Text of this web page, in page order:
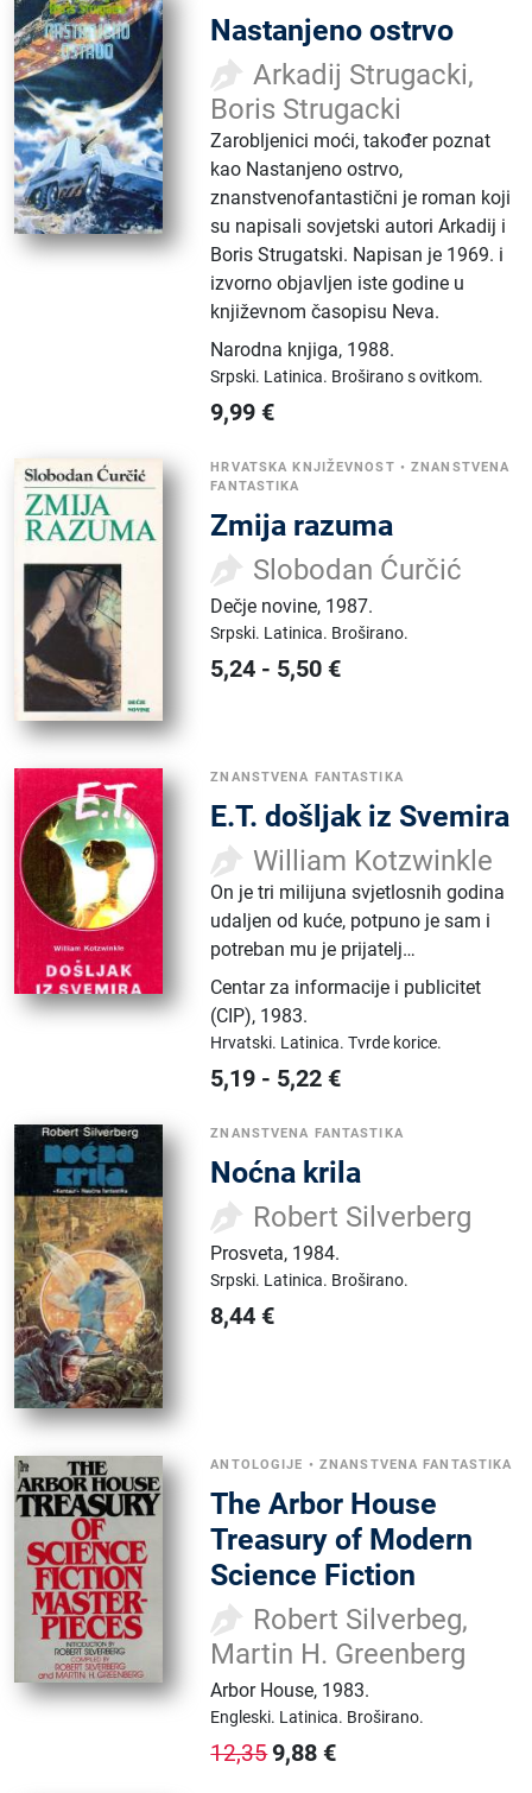
Nastanjeno ostrvo
Arkadij Strugacki,
Boris Strugacki
Zarobljenici moći, također poznat
kao Nastanjeno ostrvo,
znanstvenofantastični je roman koji
su napisali sovjetski autori Arkadij i
Boris Strugatski. Napisan je 1969. i
izvorno objavljen iste godine u
književnom časopisu Neva.
Narodna knjiga, 1988.
Srpski. Latinica. Broširano s ovitkom.
9,99 €
HRVATSKA KNJIŽEVNOST •ZNANSTVENA
FANTASTIKA
Zmija razuma
Slobodan Ćurčić
Dečje novine, 1987.
Srpski. Latinica. Broširano.
5,24 - 5,50 €
ZNANSTVENA FANTASTIKA
E.T. došljak iz Svemira
William Kotzwinkle
On je tri milijuna svjetlosnih godina
udaljen od kuće, potpuno je sam i
potreban mu je prijatelj…
Centar za informacije i publicitet
(CIP), 1983.
Hrvatski. Latinica.Tvrde korice.
5,19 - 5,22 €
ZNANSTVENA FANTASTIKA
Noćna krila
Robert Silverberg
Prosveta, 1984.
Srpski. Latinica. Broširano.
8,44 €
ANTOLOGIJE • ZNANSTVENA FANTASTIKA
The Arbor House
Treasury of Modern
Science Fiction
Robert Silverbeg,
Martin H. Greenberg
Arbor House, 1983.
Engleski. Latinica. Broširano.
12,359,88 €